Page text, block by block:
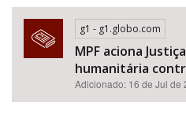
g1 - g1.globo.com
MPF aciona
humanitária
Adicionado: 16 de Jul de